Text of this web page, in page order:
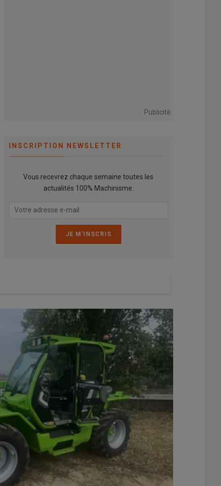
Publicité
INSCRIPTION NEWSLETTER
Vous recevrez chaque semaine toutes les
actualités 100% Machinisme.